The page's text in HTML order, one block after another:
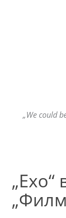
„We could
„Ехо“